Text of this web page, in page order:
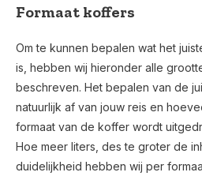
Formaat koffers
Om te kunnen bepalen wat het
is, hebben wij hieronder alle
beschreven. Het bepalen van de
natuurlijk af van jouw reis en
formaat van de koffer wordt
Hoe meer liters, des te groter de
duidelijkheid hebben wij per